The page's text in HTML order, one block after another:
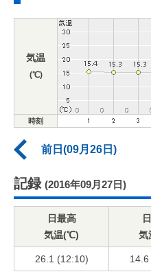
気温
(℃)
時刻
前日(09月26日)
記録 (2016年09月27日)
日最高
気温(℃)
26.1 (12:10)